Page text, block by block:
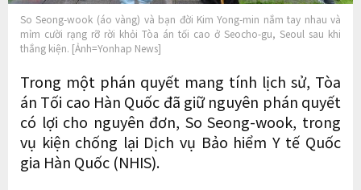
So Seong-wook (áo vàng) và bạn đời Kim Yong-min nắm tay nhau và
mỉm cười rạng rỡ rời khỏi Tòa án tối cao ở Seocho-gu, Seoul sau khi
thắng kiện. [Ảnh=Yonhap News]
Trong một phán quyết mang tính lịch sử, Tòa
án Tối cao Hàn Quốc đã giữ nguyên phán quyết
có lợi cho nguyên đơn, So Seong-wook, trong
vụ kiện chống lại Dịch vụ Bảo hiểm Y tế Quốc
gia Hàn Quốc (NHIS).